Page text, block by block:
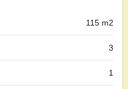
115 m2
3
1